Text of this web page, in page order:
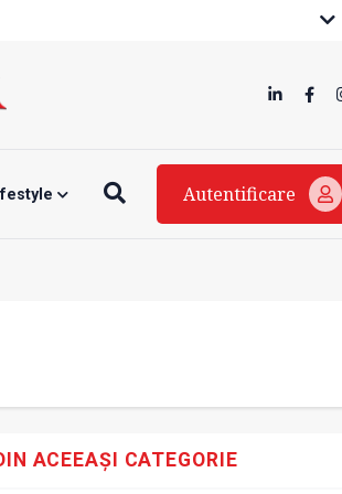
Autentificare
ACEEAȘI CATEGORIE